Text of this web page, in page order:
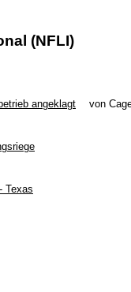
(NFLI)
angeklagt von
Texas